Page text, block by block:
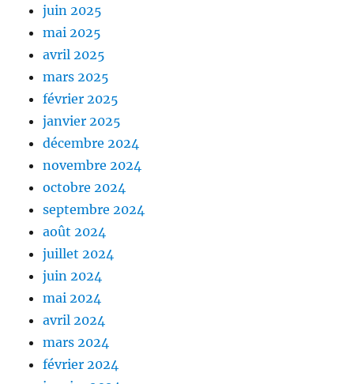
juin 2025
mai 2025
avril 2025
mars 2025
février 2025
janvier 2025
décembre 2024
novembre 2024
octobre 2024
septembre 2024
août 2024
juillet 2024
juin 2024
mai 2024
avril 2024
mars 2024
février 2024